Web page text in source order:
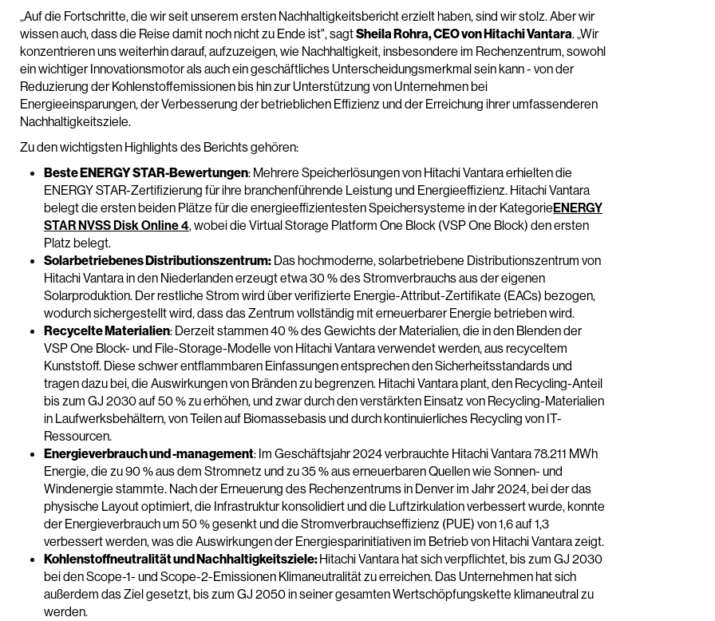
„Auf die Fortschritte, die wir seit unserem ersten Nachhaltigkeitsbericht erzielt haben, sind wir stolz. Aber wir
wissen auch, dass die Reise damit noch nicht zu Ende ist", sagtSheila Rohra, CEO von Hitachi Vantara. „Wir
konzentrieren uns weiterhin darauf, aufzuzeigen, wie Nachhaltigkeit, insbesondere im Rechenzentrum, sowohl
ein wichtiger Innovationsmotor als auch ein geschäftliches Unterscheidungsmerkmal sein kann - von der
Reduzierung der Kohlenstoffemissionen bis hin zur Unterstützung von Unternehmen bei
Energieeinsparungen, der Verbesserung der betrieblichen Effizienz und der Erreichung ihrer umfassenderen
Nachhaltigkeitsziele.
Zu den wichtigsten Highlights des Berichts gehören:
Beste ENERGY STAR-Bewertungen: Mehrere Speicherlösungen von Hitachi Vantara erhielten die
ENERGY STAR-Zertifizierung für ihre branchenführende Leistung und Energieeffizienz. Hitachi Vantara
belegt die ersten beiden Plätze für die energieeffizientesten Speichersysteme in der KategorieENERGY
STAR NVSS Disk Online 4, wobei die Virtual Storage Platform One Block (VSP One Block) den ersten
Platz belegt.
Solarbetriebenes Distributionszentrum: Das hochmoderne, solarbetriebene Distributionszentrum von
Hitachi Vantara in den Niederlanden erzeugt etwa 30 % des Stromverbrauchs aus der eigenen
Solarproduktion. Der restliche Strom wird über verifizierte Energie-Attribut-Zertifikate (EACs) bezogen,
wodurch sichergestellt wird, dass das Zentrum vollständig mit erneuerbarer Energie betrieben wird.
Recycelte Materialien: Derzeit stammen 40 % des Gewichts der Materialien, die in den Blenden der
VSP One Block- und File-Storage-Modelle von Hitachi Vantara verwendet werden, aus recyceltem
Kunststoff. Diese schwer entflammbaren Einfassungen entsprechen den Sicherheitsstandards und
tragen dazu bei, die Auswirkungen von Bränden zu begrenzen. Hitachi Vantara plant, den Recycling-Anteil
bis zum GJ 2030 auf 50 % zu erhöhen, und zwar durch den verstärkten Einsatz von Recycling-Materialien
in Laufwerksbehältern, von Teilen auf Biomassebasis und durch kontinuierliches Recycling von IT-
Ressourcen.
Energieverbrauch und -management: Im Geschäftsjahr 2024 verbrauchte Hitachi Vantara 78.211 MWh
Energie, die zu 90 % aus dem Stromnetz und zu 35 % aus erneuerbaren Quellen wie Sonnen- und
Windenergie stammte. Nach der Erneuerung des Rechenzentrums in Denver im Jahr 2024, bei der das
physische Layout optimiert, die Infrastruktur konsolidiert und die Luftzirkulation verbessert wurde, konnte
der Energieverbrauch um 50 % gesenkt und die Stromverbrauchseffizienz (PUE) von 1,6 auf 1,3
verbessert werden, was die Auswirkungen der Energiesparinitiativen im Betrieb von Hitachi Vantara zeigt.
Kohlenstoffneutralität und Nachhaltigkeitsziele:Hitachi Vantara hat sich verpflichtet, bis zum GJ 2030
bei den Scope-1- und Scope-2-Emissionen Klimaneutralität zu erreichen. Das Unternehmen hat sich
außerdem das Ziel gesetzt, bis zum GJ 2050 in seiner gesamten Wertschöpfungskette klimaneutral zu
werden.